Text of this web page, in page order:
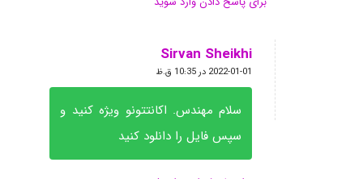
Sirvan Sheikhi
گفته:
2022-01-01 در 10:35 ق.ظ
سلام مهندس. اکانتتونو ویژه کنید و
سپس فایل را دانلود کنید